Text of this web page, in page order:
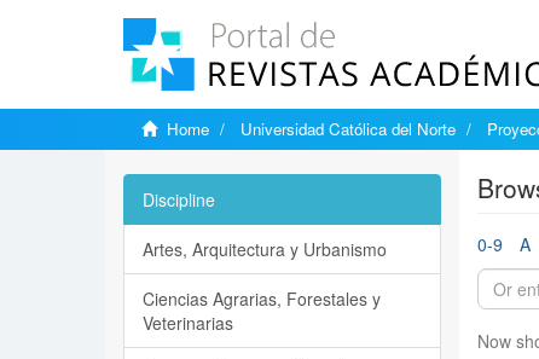
Home Universidad Católica del Norte
0-9 A
Now
Discipline
Artes, Arquitectura y Urbanismo
Ciencias Agrarias, Forestales y
Veterinarias